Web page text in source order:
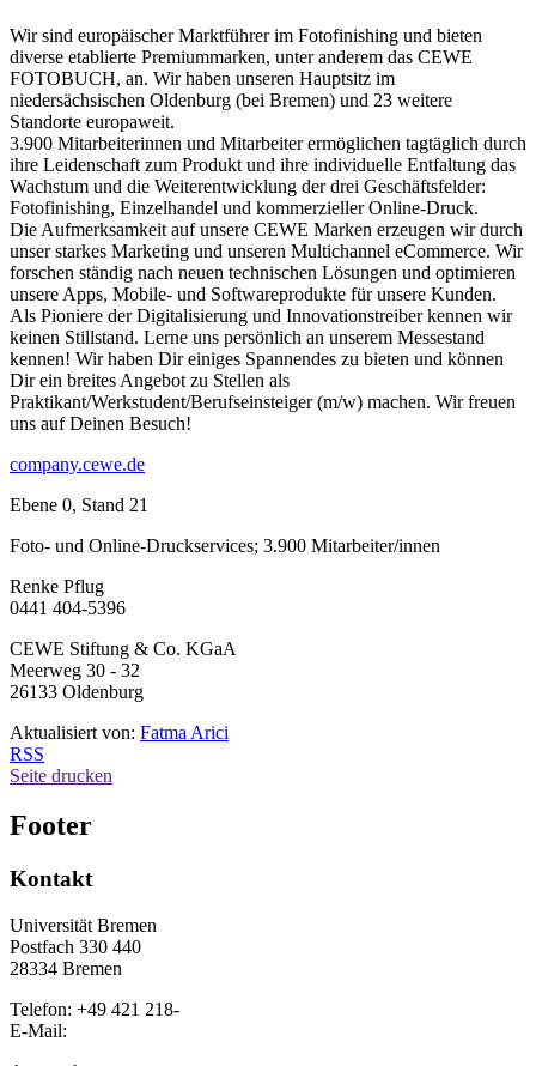
Wir sind europäischer Marktführer im Fotofinishing und bieten
diverse etablierte Premiummarken, unter anderem das CEWE
FOTOBUCH, an. Wir haben unseren Hauptsitz im
niedersächsischen Oldenburg (bei Bremen) und 23 weitere
Standorte europaweit.
3.900 Mitarbeiterinnen und Mitarbeiter ermöglichen tagtäglich durch
ihre Leidenschaft zum Produkt und ihre individuelle Entfaltung das
Wachstum und die Weiterentwicklung der drei Geschäftsfelder:
Fotofinishing, Einzelhandel und kommerzieller Online-Druck.
Die Aufmerksamkeit auf unsere CEWE Marken erzeugen wir durch
unser starkes Marketing und unseren Multichannel eCommerce. Wir
forschen ständig nach neuen technischen Lösungen und optimieren
unsere Apps, Mobile- und Softwareprodukte für unsere Kunden.
Als Pioniere der Digitalisierung und Innovationstreiber kennen wir
keinen Stillstand. Lerne uns persönlich an unserem Messestand
kennen! Wir haben Dir einiges Spannendes zu bieten und können
Dir ein breites Angebot zu Stellen als
Praktikant/Werkstudent/Berufseinsteiger (m/w) machen. Wir freuen
uns auf Deinen Besuch!
company.cewe.de
Ebene 0, Stand 21
Foto- und Online-Druckservices; 3.900 Mitarbeiter/innen
Renke Pflug
0441 404-5396
CEWE Stiftung & Co. KGaA
Meerweg 30 - 32
26133 Oldenburg
Aktualisiert von: Fatma Arici
RSS
Seite drucken
Footer
Kontakt
Universität Bremen
Postfach 330 440
28334 Bremen
Telefon: +49 421 218-
E-Mail: